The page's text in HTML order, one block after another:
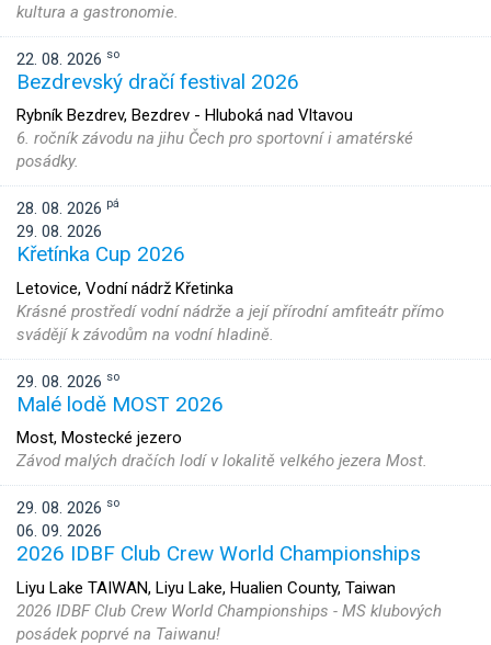
kultura a gastronomie.
22. 08. 2026 so
Bezdrevský dračí festival 2026
Rybník Bezdrev, Bezdrev - Hluboká nad Vltavou
6. ročník závodu na jihu Čech pro sportovní i amatérské
posádky.
28. 08. 2026 pá
29. 08. 2026
Křetínka Cup 2026
Letovice, Vodní nádrž Křetinka
Krásné prostředí vodní nádrže a její přírodní amfiteátr přímo
svádějí k závodům na vodní hladině.
29. 08. 2026 so
Malé lodě MOST 2026
Most, Mostecké jezero
Závod malých dračích lodí v lokalitě velkého jezera Most.
29. 08. 2026 so
06. 09. 2026
2026 IDBF Club Crew World Championships
Liyu Lake TAIWAN, Liyu Lake, Hualien County, Taiwan
2026 IDBF Club Crew World Championships - MS klubových
posádek poprvé na Taiwanu!